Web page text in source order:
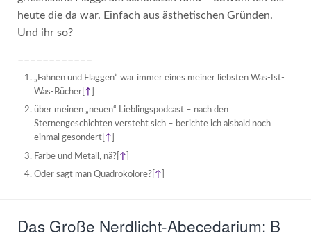
heute die da war. Einfach aus ästhetischen Gründen.
Und ihr so?
––––––––––––
„Fahnen und Flaggen“ war immer eines meiner liebsten Was-Ist-
Was-Bücher[ ↑
über meinen „neuen“ Lieblingspodcast – nach den
Sternengeschichten versteht sich – berichte ich alsbald noch
einmal gesondert[ ↑
Farbe und Metall, nä?[ ↑
Oder sagt man Quadrokolore?[ ↑
Das Große Nerdlicht-Abecedarium: B